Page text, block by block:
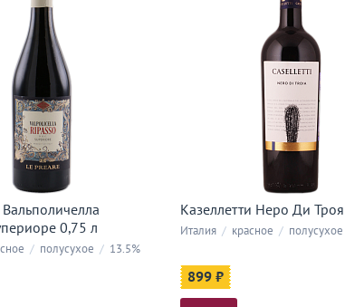
0,75 л
/ полусухое / 13.5%
Казеллетти Неро Ди
Италия / красное / полусухое
899 ₽